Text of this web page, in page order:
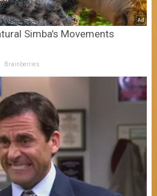
Simba’s Movements
Brainberries